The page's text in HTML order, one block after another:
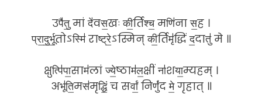
उपै॑तु॒ मां दे॑वस॒खः की॒र्तिश्च॒ मणि॑ना स॒ह ।
प्रा॒दु॒र्भू॒तोऽस्मि॑ राष्ट्रे॒ऽस्मिन् की॒र्तिमृ॑द्धिं द॒दातु॑ मे ॥
क्षुत्पि॑पा॒साम॑लां ज्ये॒ष्ठाम॑ल॒क्षीं ना॑शया॒म्यहम् ।
अभू॑ति॒मस॑मृद्धिं॒ च सर्वां॒ निर्णु॑द मे॒ गृहात् ॥